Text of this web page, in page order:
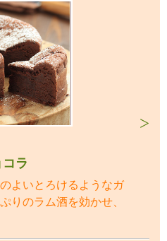
ラ
よいとろけるようなガ
りのラム酒を効かせ、